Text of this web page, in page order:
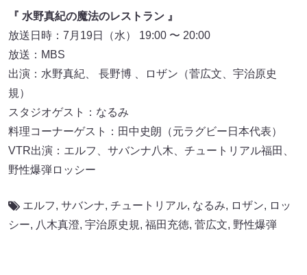
『 水野真紀の魔法のレストラン 』
放送日時：7月19日（水） 19:00 〜 20:00
放送：MBS
出演：水野真紀、 長野博 、ロザン（菅広文、宇治原史
規）
スタジオゲスト：なるみ
料理コーナーゲスト：田中史朗（元ラグビー日本代表）
VTR出演：エルフ、サバンナ八木、チュートリアル福田、
野性爆弾ロッシー
エルフ, サバンナ, チュートリアル, なるみ, ロザン, ロッ
シー, 八木真澄, 宇治原史規, 福田充徳, 菅広文, 野性爆弾